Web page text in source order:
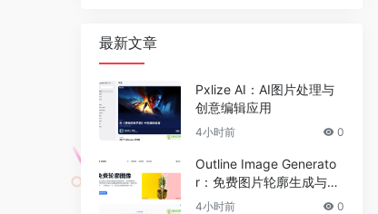
最新文章
Pxlize AI：AI图片处理与
创意编辑应用
4小时前 0
Outline Image Generato
r：免费图片轮廓生成与在
线图像编辑工具
4小时前 0